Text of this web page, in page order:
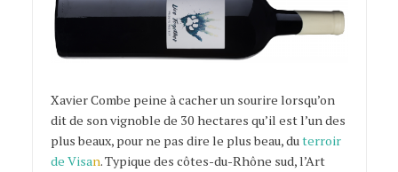
Xavier Combe peine à cacher un sourire lorsqu’on
dit de son vignoble de 30 hectares qu’il est l’un des
plus beaux, pour ne pas dire le plus beau, duterroir
de Visan. Typique des côtes-du-Rhône sud, l’Art